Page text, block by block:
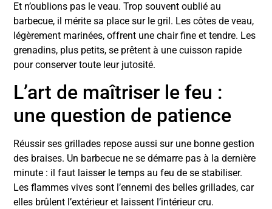
Et n’oublions pas le veau. Trop souvent oublié au
barbecue, il mérite sa place sur le gril. Les côtes de veau,
légèrement marinées, offrent une chair fine et tendre. Les
grenadins, plus petits, se prêtent à une cuisson rapide
pour conserver toute leur jutosité.
L’art de maîtriser le feu :
une question de patience
Réussir ses grillades repose aussi sur une bonne gestion
des braises. Un barbecue ne se démarre pas à la dernière
minute : il faut laisser le temps au feu de se stabiliser.
Les flammes vives sont l’ennemi des belles grillades, car
elles brûlent l’extérieur et laissent l’intérieur cru.